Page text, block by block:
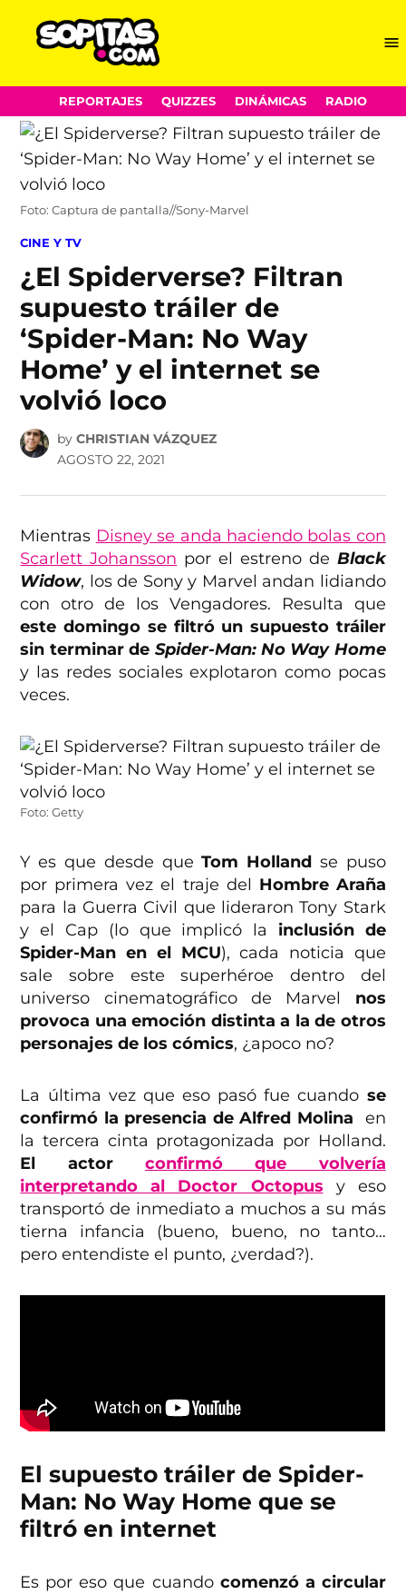
Skip
to
content
REPORTAJES QUIZZES DINÁMICAS RADIO
Foto: Captura de pantalla//Sony-Marvel
POSTED
CINE Y TV
¿El Spiderverse? Filtran
supuesto tráiler de
‘Spider-Man: No Way
Home’ y el internet se
volvió loco
by CHRISTIAN VÁZQUEZ
AGOSTO 22, 2021
Mientras Disney se anda haciendo bolas con
Scarlett Johansson por el estreno de Black
Widow, los de Sony y Marvel andan lidiando
con otro de los Vengadores. Resulta que
este domingo se filtró un supuesto tráiler
sin terminar de Spider-Man: No Way Home
y las redes sociales explotaron como pocas
veces.
Foto: Getty
Y es que desde queTom Holland se puso
por primera vez el traje del Hombre Araña
para la Guerra Civil que lideraron Tony Stark
y el Cap (lo que implicó la inclusión de
Spider-Man en el MCU), cada noticia que
sale sobre este superhéroe dentro del
universo cinematográfico de Marvel nos
provoca una emoción distinta a la de otros
personajes de los cómics, ¿apoco no?
La última vez que eso pasó fue cuando se
confirmó la presencia de Alfred Molina
en
la tercera cinta protagonizada por Holland.
El actor confirmó que volvería
interpretando al Doctor Octopus
y eso
transportó de inmediato a muchos a su más
tierna infancia (bueno, bueno, no tanto…
pero entendiste el punto, ¿verdad?).
El supuesto tráiler de Spider-
Man: No Way Home que se
filtró en internet
Es por eso que cuando comenzó a circular